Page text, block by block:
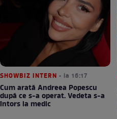
SHOWBIZ INTERN • la 16:17
Cum arată Andreea Popescu
după ce s-a operat. Vedeta s-a
întors la medic